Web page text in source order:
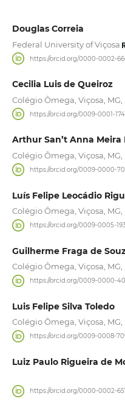
Douglas Correia
Federal University of Viçosa
https://orcid.org/0000-0002-
Cecilia Luis de Queiroz
Colégio Ômega, Viçosa, MG,
https://orcid.org/0009-0001-
Arthur San’t Anna Meira
Colégio Ômega, Viçosa, MG,
https://orcid.org/0009-0000-
Luís Felipe Leocádio
Colégio Ômega, Viçosa, MG,
https://orcid.org/0009-0005-
Guilherme Fraga de
Colégio Ômega, Viçosa, MG,
https://orcid.org/0009-0000-
Luis Felipe Silva Toledo
Colégio Ômega, Viçosa, MG,
https://orcid.org/0009-0008-
Luiz Paulo Rigueira de
https://orcid.org/0000-0002-